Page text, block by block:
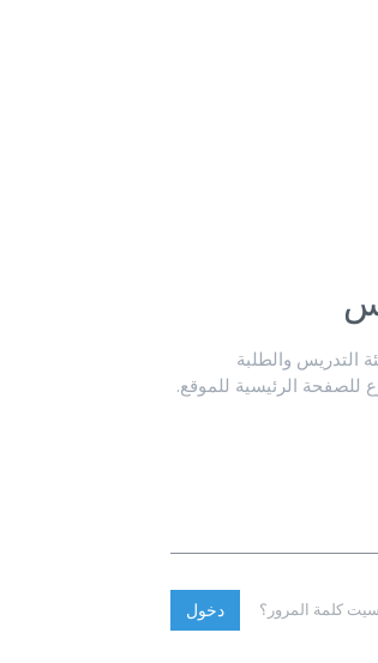
والطلبة
للصفحة الرئيسية للموقع.
كلمة المرور؟ دخول